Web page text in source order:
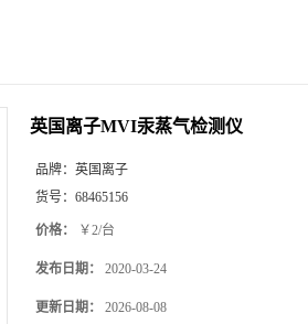
英国离子MVI汞蒸气检测仪
品牌： 英国离子
货号： 68465156
价格： ￥2/台
发布日期： 2020-03-24
更新日期： 2026-08-08